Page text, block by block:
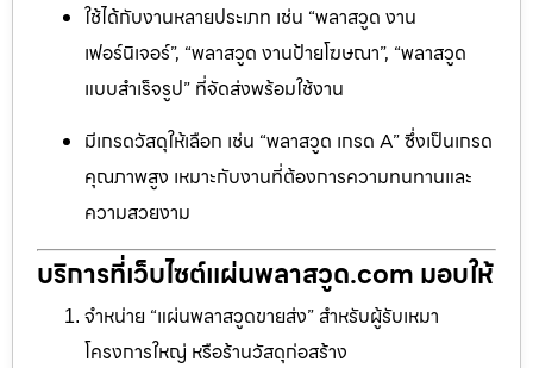
ใช้ได้กับงานหลายประเภท เช่น “พลาสวูด งาน
เฟอร์นิเจอร์”, “พลาสวูด งานป้ายโฆษณา”, “พลาสวูด
แบบสำเร็จรูป” ที่จัดส่งพร้อมใช้งาน
มีเกรดวัสดุให้เลือก เช่น “พลาสวูด เกรด A” ซึ่งเป็นเกรด
คุณภาพสูง เหมาะกับงานที่ต้องการความทนทานและ
ความสวยงาม
บริการที่เว็บไซต์แผ่นพลาสวูด.com มอบให้
จำหน่าย “แผ่นพลาสวูดขายส่ง” สำหรับผู้รับเหมา
โครงการใหญ่ หรือร้านวัสดุก่อสร้าง